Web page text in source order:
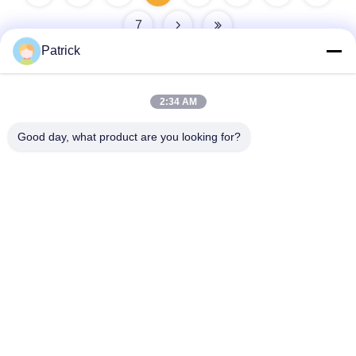
7
Patrick
2:34 AM
Good day, what product are you looking for?